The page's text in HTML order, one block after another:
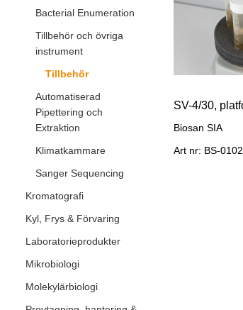
Bacterial Enumeration
Tillbehör och övriga
instrument
Tillbehör
Automatiserad
Pipettering och
Extraktion
Klimatkammare
Sanger Sequencing
Kromatografi
Kyl, Frys & Förvaring
Laboratorieprodukter
Mikrobiologi
Molekylärbiologi
Biosan SIA
Art nr: BS-